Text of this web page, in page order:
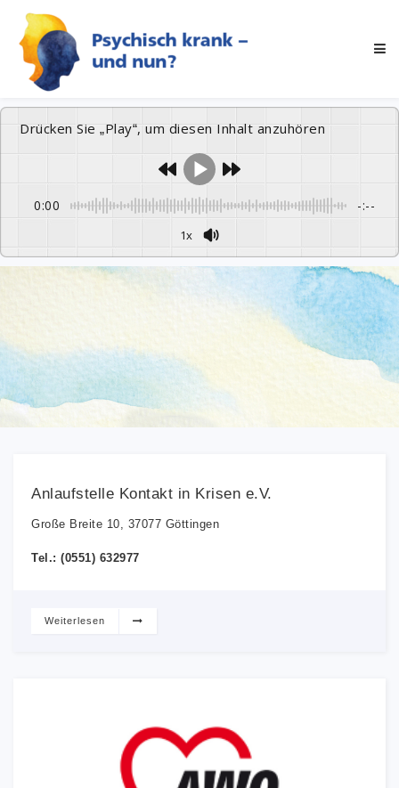
Drücken Sie „Play“, um diesen Inhalt anzuhören
0:00 -:--
1x
Anlaufstelle Kontakt in Krisen e.V.
Große Breite 10, 37077 Göttingen
Tel.: (0551) 632977
Weiterlesen